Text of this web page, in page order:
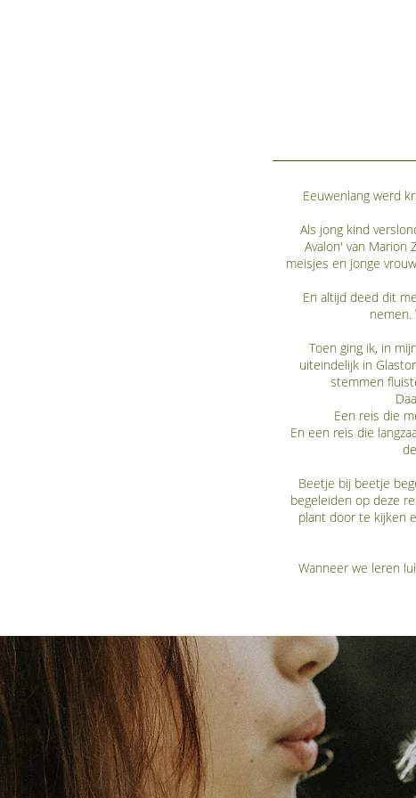
Eeuwenlang werd
Als jong kind
Avalon' van Marion
meisjes en jonge
En altijd deed dit
nemen.
Toen ging ik, in
uiteindelijk in
stemmen
Een reis die
En een reis die
Beetje bij beetje
begeleiden op deze
plant door te kijken
Wanneer we leren